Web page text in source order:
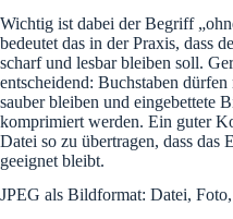
Wichtig ist dabei der Begriff
bedeutet das in der Praxis, dass
scharf und lesbar bleiben soll.
entscheidend: Buchstaben
sauber bleiben und eingebettete
komprimiert werden. Ein guter
Datei so zu übertragen, dass
geeignet bleibt.
JPEG als Bildformat: Datei,